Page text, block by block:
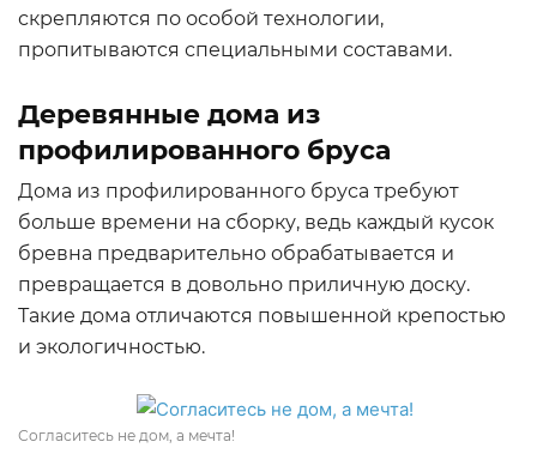
скрепляются по особой технологии,
пропитываются специальными составами.
Деревянные дома из
профилированного бруса
Дома из профилированного бруса требуют
больше времени на сборку, ведь каждый кусок
бревна предварительно обрабатывается и
превращается в довольно приличную доску.
Такие дома отличаются повышенной крепостью
и экологичностью.
Согласитесь не дом, а мечта!